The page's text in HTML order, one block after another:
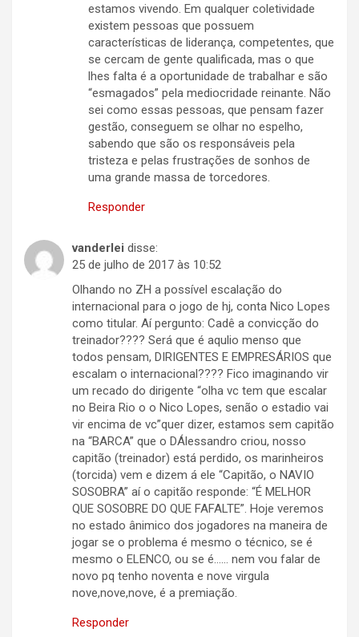
estamos vivendo. Em qualquer coletividade
existem pessoas que possuem
características de liderança, competentes, que
se cercam de gente qualificada, mas o que
lhes falta é a oportunidade de trabalhar e são
“esmagados” pela mediocridade reinante. Não
sei como essas pessoas, que pensam fazer
gestão, conseguem se olhar no espelho,
sabendo que são os responsáveis pela
tristeza e pelas frustrações de sonhos de
uma grande massa de torcedores.
Responder
vanderlei disse:
25 de julho de 2017 às 10:52
Olhando no ZH a possível escalação do
internacional para o jogo de hj, conta Nico Lopes
como titular. Aí pergunto: Cadê a convicção do
treinador???? Será que é aqulio menso que
todos pensam, DIRIGENTES E EMPRESÁRIOS que
escalam o internacional???? Fico imaginando vir
um recado do dirigente “olha vc tem que escalar
no Beira Rio o o Nico Lopes, senão o estadio vai
vir encima de vc”quer dizer, estamos sem capitão
na “BARCA” que o DÁlessandro criou, nosso
capitão (treinador) está perdido, os marinheiros
(torcida) vem e dizem á ele “Capitão, o NAVIO
SOSOBRA” aí o capitão responde: “É MELHOR
QUE SOSOBRE DO QUE FAFALTE”. Hoje veremos
no estado ânimico dos jogadores na maneira de
jogar se o problema é mesmo o técnico, se é
mesmo o ELENCO, ou se é…… nem vou falar de
novo pq tenho noventa e nove virgula
nove,nove,nove, é a premiação.
Responder